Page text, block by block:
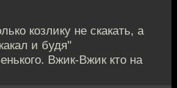
козлику не скакать, а
и будя"
Вжик-Вжик кто на